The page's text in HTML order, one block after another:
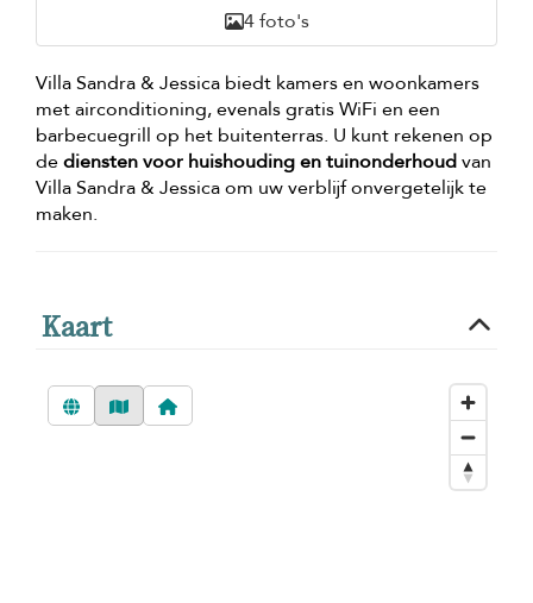
4 foto's
Villa Sandra & Jessica biedt kamers en woonkamers
met airconditioning, evenals gratis WiFi en een
barbecuegrill op het buitenterras. U kunt rekenen op
dediensten voor huishouding en tuinonderhoudvan
Villa Sandra & Jessica om uw verblijf onvergetelijk te
maken.
Kaart